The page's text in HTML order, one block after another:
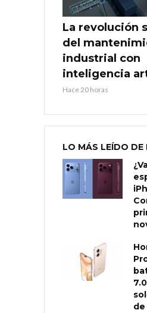
La revolución
del
industrial con
inteligencia
Hace 20 horas
LO MÁS LEÍDO DE